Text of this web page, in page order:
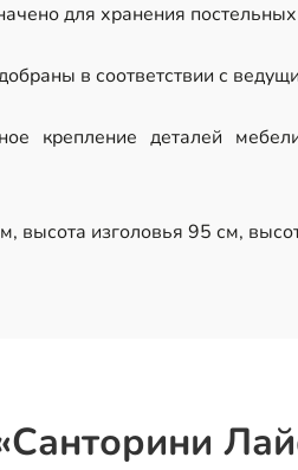
для хранения
в соответствии с
крепление деталей
высота изголовья 95 см,